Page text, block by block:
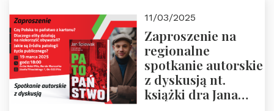
i prof.
Krasnodębski
11/03/2025
Zaproszenie na
regionalne
spotkanie autorskie
z dyskusją nt.
książki dra Jana